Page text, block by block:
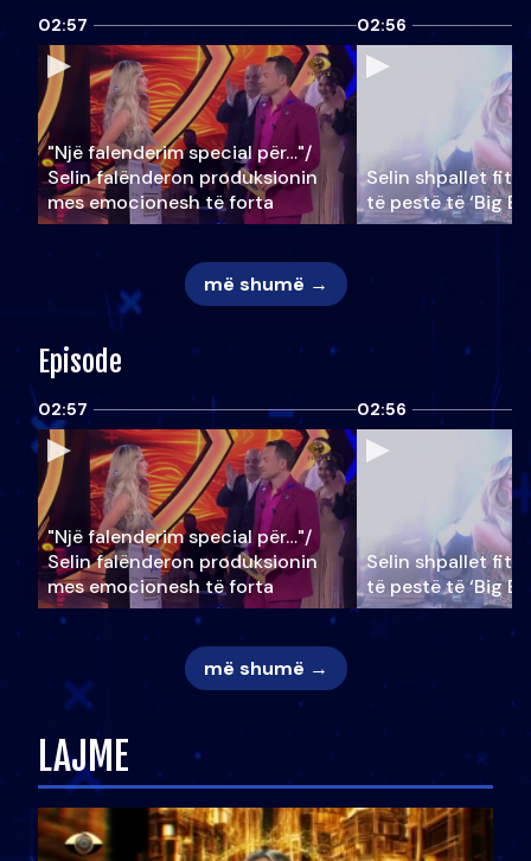
02:57
"Një falenderim special për…"/
Selin falënderon produksionin
mes emocionesh të forta
02:56
Selin shpallet
të pestë të ‘Big
më shumë →
Episode
02:57
"Një falenderim special për…"/
Selin falënderon produksionin
mes emocionesh të forta
02:56
Selin shpallet
të pestë të ‘Big
më shumë →
LAJME